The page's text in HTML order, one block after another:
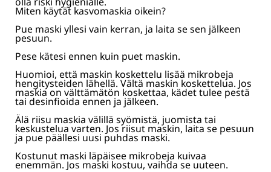
Miten käytät kasvomaskia oikein?
Pue maski yllesi vain kerran, ja laita se sen jälkeen
pesuun.
Pese kätesi ennen kuin puet maskin.
Huomioi, että maskin koskettelu lisää mikrobeja
hengitysteiden lähellä. Vältä maskin koskettelua. Jos
maskia on välttämätön koskettaa, kädet tulee pestä
tai desinfioida ennen ja jälkeen.
Älä riisu maskia välillä syömistä, juomista tai
keskustelua varten. Jos riisut maskin, laita se pesuun
ja pue päällesi uusi puhdas maski.
Kostunut maski läpäisee mikrobeja kuivaa
enemmän. Jos maski kostuu, vaihda se uuteen.